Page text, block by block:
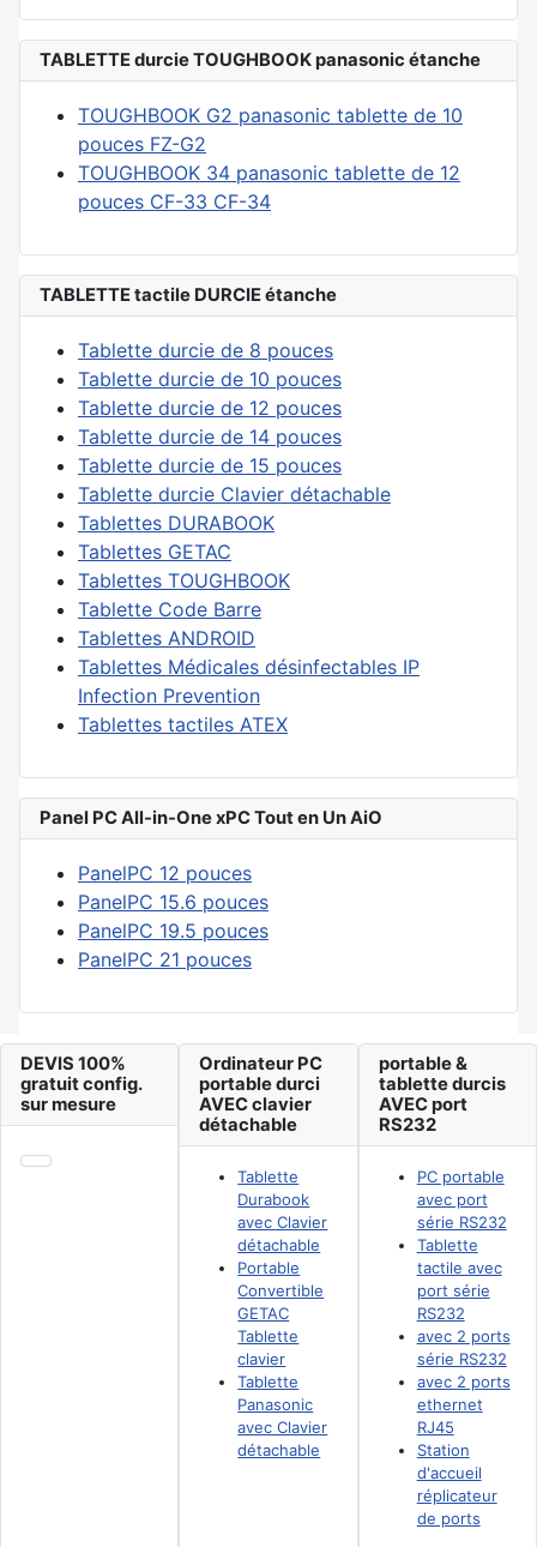
TABLETTE durcie TOUGHBOOK panasonic étanche
TOUGHBOOK G2 panasonic tablette de 10
pouces FZ-G2
TOUGHBOOK 34 panasonic tablette de 12
pouces CF-33 CF-34
TABLETTE tactile DURCIE étanche
Tablette durcie de 8 pouces
Tablette durcie de 10 pouces
Tablette durcie de 12 pouces
Tablette durcie de 14 pouces
Tablette durcie de 15 pouces
Tablette durcie Clavier détachable
Tablettes DURABOOK
Tablettes GETAC
Tablettes TOUGHBOOK
Tablette Code Barre
Tablettes ANDROID
Tablettes Médicales désinfectables IP
Infection Prevention
Tablettes tactiles ATEX
Panel PC All-in-One xPC Tout en Un AiO
PanelPC 12 pouces
PanelPC 15.6 pouces
PanelPC 19.5 pouces
PanelPC 21 pouces
DEVIS 100%
gratuit config.
sur mesure
Ordinateur PC
portable durci
AVEC clavier
détachable
Tablette
Durabook
avec Clavier
détachable
Portable
Convertible
GETAC
Tablette
clavier
Tablette
Panasonic
avec Clavier
détachable
portable &
tablette durcis
AVEC port
RS232
PC portable
avec port
série RS232
Tablette
tactile avec
port série
RS232
avec 2 ports
série RS232
avec 2 ports
ethernet
RJ45
Station
d'accueil
réplicateur
de ports